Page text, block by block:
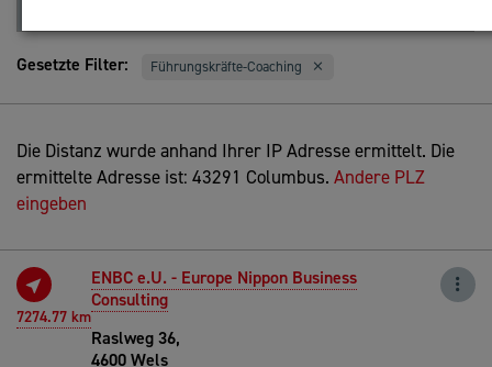
Gesetzte Filter: Führungskräfte-Coaching
Die Distanz wurde anhand Ihrer IP Adresse ermittelt. Die
ermittelte Adresse ist: 43291 Columbus. Andere PLZ
eingeben
7274.77 km
ENBC e.U. - Europe Nippon Business
Consulting
Raslweg 36,
4600 Wels